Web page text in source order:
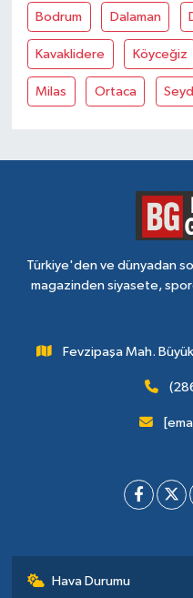
Bodrum Dalaman
Kavaklidere Köyceğiz
Milas Ortaca
Türkiye'den ve dünyadan
magazinden siyasete,
Fevzipaşa Mah.
Hava Durumu